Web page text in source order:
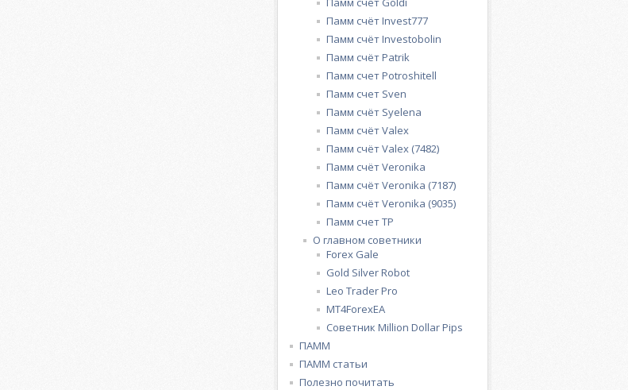
Памм счёт Invest777
Памм счёт Investobolin
Памм счёт Patrik
Памм счет Potroshitell
Памм счет Sven
Памм счёт Syelena
Памм счёт Valex
Памм счёт Valex (7482)
Памм счёт Veronika
Памм счёт Veronika (7187)
Памм счёт Veronika (9035)
Памм счет ТР
О главном советники
Forex Gale
Gold Silver Robot
Leo Trader Pro
MT4ForexEA
Советник Million Dollar Pips
ПАММ
ПАММ статьи
Полезно почитать